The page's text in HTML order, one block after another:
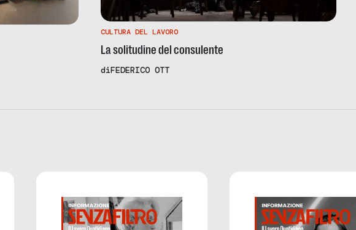
CULTURA DEL LAVORO
La solitudine del consulente
diFEDERICO OTT